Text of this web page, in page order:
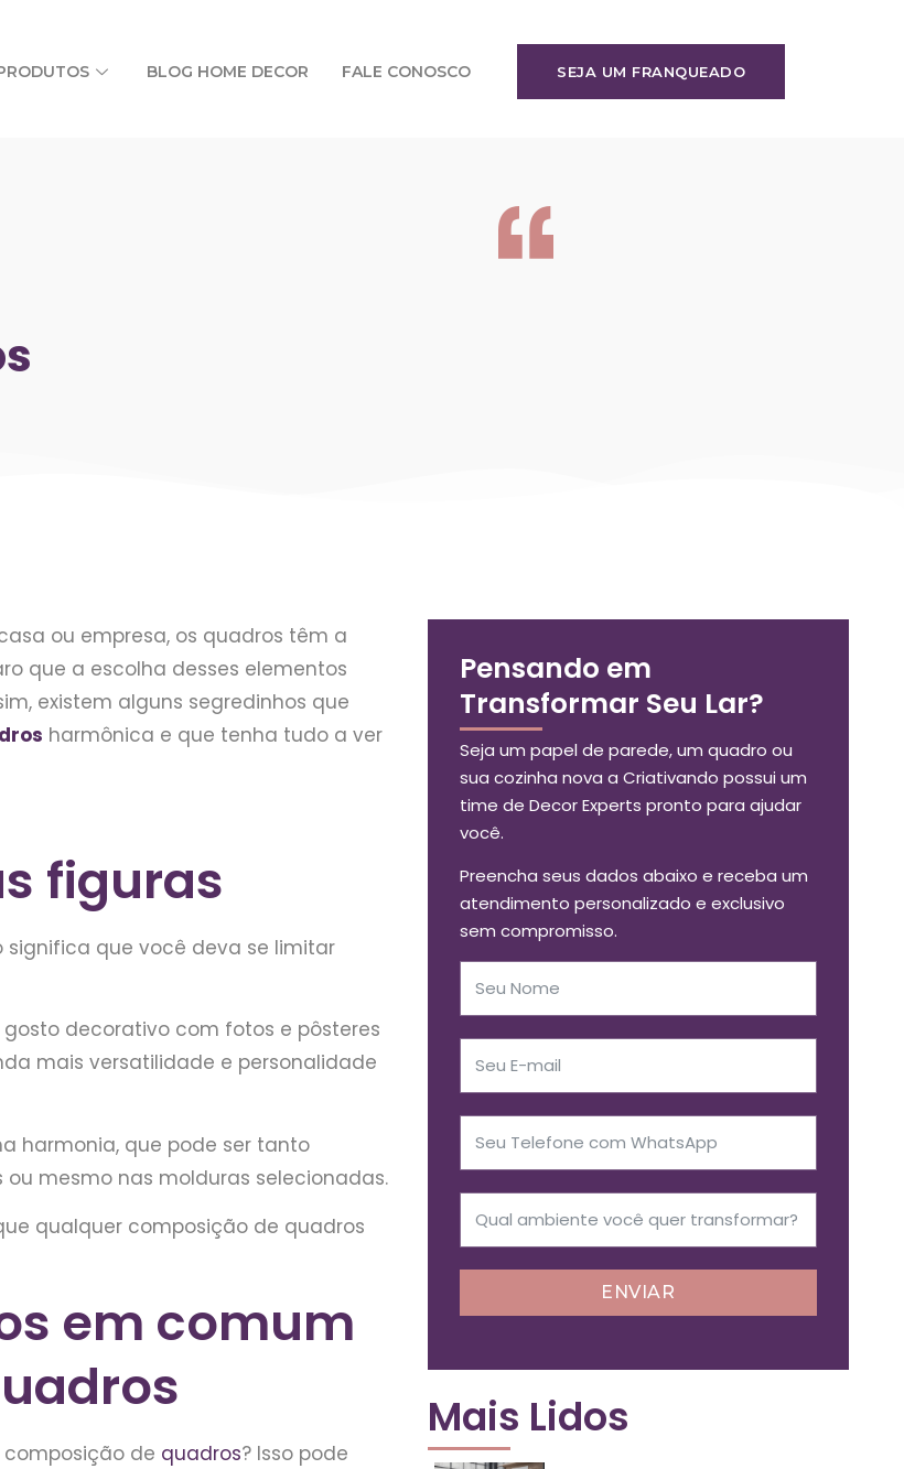
BLOG HOME DECOR FALE CONOSCO SEJA UM FRANQUEADO
ou empresa, os quadros têm a
que a escolha desses elementos
existem alguns segredinhos que
harmônica e que tenha tudo a ver
figuras
significa que você deva se limitar
decorativo com fotos e pôsteres
mais versatilidade e personalidade
harmonia, que pode ser tanto
mesmo nas molduras selecionadas.
qualquer composição de quadros
em comum
de quadros? Isso pode
Pensando em
Transformar Seu Lar?
Seja um papel de parede, um quadro ou
sua cozinha nova a Criativando possui um
time de Decor Experts pronto para ajudar
você.
Preencha seus dados abaixo e receba um
atendimento personalizado e exclusivo
sem compromisso.
ENVIAR
Mais Lidos